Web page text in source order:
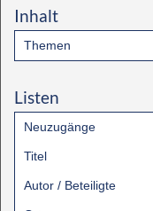
Inhalt
Themen
Listen
Neuzugänge
Titel
Autor / Beteiligte